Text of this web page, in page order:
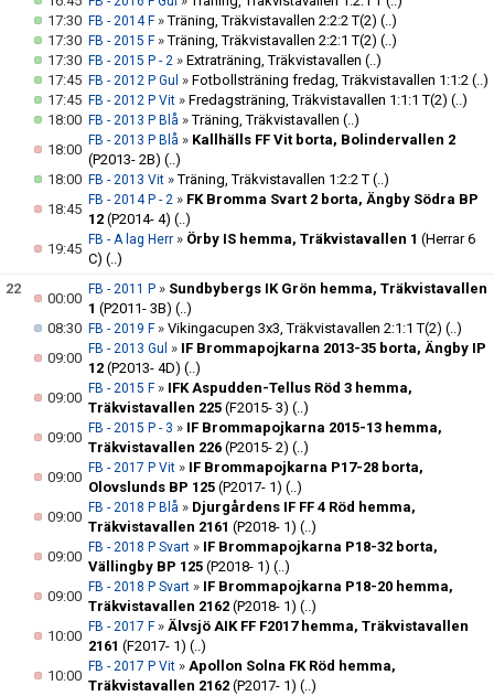
17:30 FB - 2014 F»Träning, Träkvistavallen 2:2:2 T(2) (..)
17:30 FB - 2015 F»Träning, Träkvistavallen 2:2:1 T(2) (..)
17:30 FB - 2015 P - 2 » Extraträning, Träkvistavallen (..)
17:45 FB - 2012 P Gul » Fotbollsträning fredag, Träkvistavallen 1:1:2 (..)
17:45 FB - 2012 P Vit » Fredagsträning, Träkvistavallen 1:1:1 T(2) (..)
18:00 FB - 2013 P Blå »Träning, Träkvistavallen (..)
18:00
FB - 2013 P Blå » Kallhälls FF Vit borta, Bolindervallen 2
(P2013- 2B) (..)
18:00 FB - 2013 Vit »Träning, Träkvistavallen 1:2:2 T (..)
18:45
FB - 2014 P - 2 » FK Bromma Svart 2 borta, Ängby Södra BP
12 (P2014- 4) (..)
19:45
FB - A lag Herr » Örby IS hemma, Träkvistavallen 1 (Herrar 6
C) (..)
22
00:00
FB - 2011 P » Sundbybergs IK Grön hemma, Träkvistavallen
1 (P2011- 3B) (..)
08:30 FB - 2019 F» Vikingacupen 3x3, Träkvistavallen 2:1:1 T(2) (..)
09:00
FB - 2013 Gul » IF Brommapojkarna 2013-35 borta, Ängby IP
12 (P2013- 4D) (..)
09:00
FB - 2015 F» IFK Aspudden-Tellus Röd 3 hemma,
Träkvistavallen 225 (F2015- 3) (..)
09:00
FB - 2015 P - 3 » IF Brommapojkarna 2015-13 hemma,
Träkvistavallen 226 (P2015- 2) (..)
09:00
FB - 2017 P Vit » IF Brommapojkarna P17-28 borta,
Olovslunds BP 125 (P2017- 1) (..)
09:00
FB - 2018 P Blå » Djurgårdens IF FF 4 Röd hemma,
Träkvistavallen 2161 (P2018- 1) (..)
09:00
FB - 2018 P Svart » IF Brommapojkarna P18-32 borta,
Vällingby BP 125 (P2018- 1) (..)
09:00
FB - 2018 P Svart » IF Brommapojkarna P18-20 hemma,
Träkvistavallen 2162 (P2018- 1) (..)
10:00
FB - 2017 F» Älvsjö AIK FF F2017 hemma, Träkvistavallen
2161 (F2017- 1) (..)
10:00
FB - 2017 P Vit » Apollon Solna FK Röd hemma,
Träkvistavallen 2162 (P2017- 1) (..)